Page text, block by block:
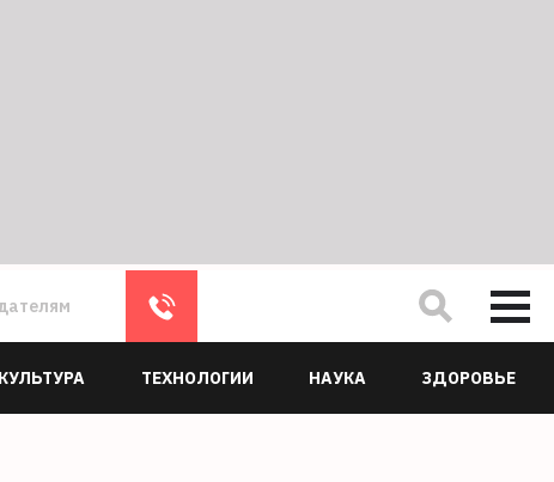
КУЛЬТУРА ТЕХНОЛОГИИ НАУКА ЗДОРОВЬЕ